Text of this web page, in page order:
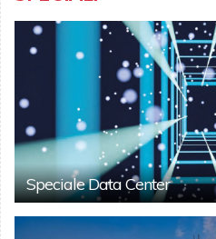
Speciale Data Center